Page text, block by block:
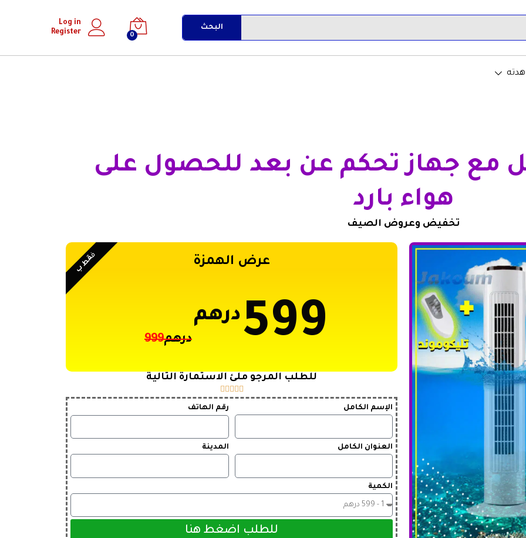
البحث
0
Log in
Register
مع جهاز تحكم عن بعد للحصول على
هواء بارد
تخفيض وعروض الصيف
عرض الهمزة
درهم999
درهم599
ف
قط ب
للطلب المرجو ملئ الاستمارة التالية





الإسم الكامل رقم الهاتف
العنوان الكامل المدينة
الكمية
للطلب اضغط هنا